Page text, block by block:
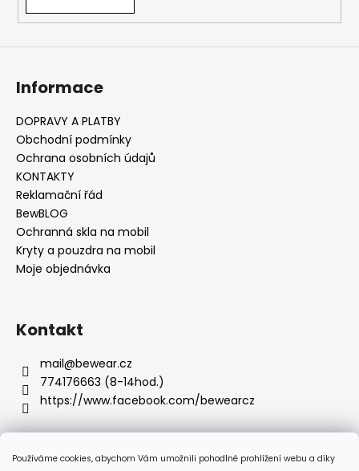
Používáme cookies, abychom Vám umožnili pohodlné prohlížení webu a díky
ý
Informace
DOPRAVY A PLATBY
Obchodní podmínky
Ochrana osobních údajů
KONTAKTY
Reklamační řád
BewBLOG
Ochranná skla na mobil
Kryty a pouzdra na mobil
Moje objednávka
Kontakt
mail@bewear.cz
774176663 (8-14hod.)
https://www.facebook.com/bewearcz